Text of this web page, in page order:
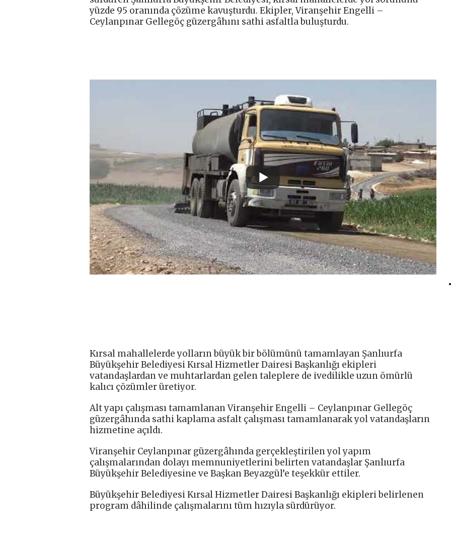
yüzde 95 oranında çözüme kavuşturdu. Ekipler, Viranşehir Engelli –
Ceylanpınar Gellegöç güzergâhını sathi asfaltla buluşturdu.
Kırsal mahallelerde yolların büyük bir bölümünü tamamlayan Şanlıurfa
Büyükşehir Belediyesi Kırsal Hizmetler Dairesi Başkanlığı ekipleri
vatandaşlardan ve muhtarlardan gelen taleplere de ivedilikle uzun ömürlü
kalıcı çözümler üretiyor.
Alt yapı çalışması tamamlanan Viranşehir Engelli – Ceylanpınar Gellegöç
güzergâhında sathi kaplama asfalt çalışması tamamlanarak yol vatandaşların
hizmetine açıldı.
Viranşehir Ceylanpınar güzergâhında gerçekleştirilen yol yapım
çalışmalarından dolayı memnuniyetlerini belirten vatandaşlar Şanlıurfa
Büyükşehir Belediyesine ve Başkan Beyazgül’e teşekkür ettiler.
Büyükşehir Belediyesi Kırsal Hizmetler Dairesi Başkanlığı ekipleri belirlenen
program dâhilinde çalışmalarını tüm hızıyla sürdürüyor.